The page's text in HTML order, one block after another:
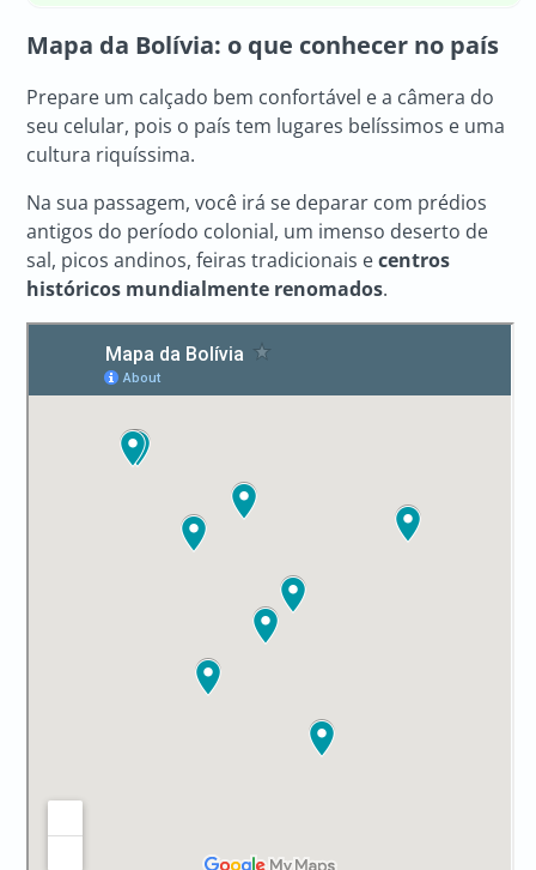
Mapa da Bolívia: o que conhecer no país
Prepare um calçado bem confortável e a câmera do
seu celular, pois o país tem lugares belíssimos e uma
cultura riquíssima.
Na sua passagem, você irá se deparar com prédios
antigos do período colonial, um imenso deserto de
sal, picos andinos, feiras tradicionais ecentros
históricos mundialmente renomados.